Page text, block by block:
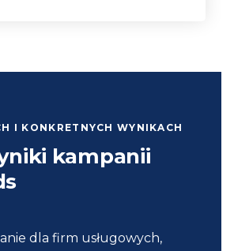
I KONKRETNYCH WYNIKACH
kampanii
dla firm usługowych,